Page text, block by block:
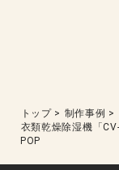
トップ> 制作事例 >
衣類乾燥除湿機「
POP